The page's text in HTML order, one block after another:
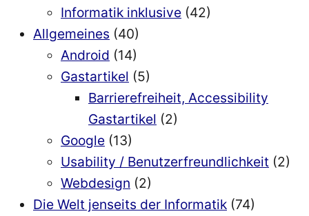
Informatik inklusive (42)
Allgemeines (40)
Android (14)
Gastartikel (5)
Barrierefreiheit, Accessibility
Gastartikel (2)
Google (13)
Usability / Benutzerfreundlichkeit (2)
Webdesign (2)
Die Welt jenseits der Informatik (74)